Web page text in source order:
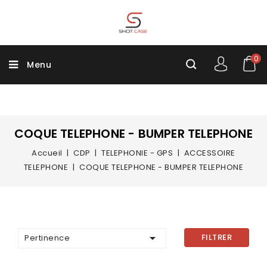
Menu
0
COQUE TELEPHONE - BUMPER TELEPHONE
Accueil CDP TELEPHONIE - GPS
ACCESSOIRE
TELEPHONE
COQUE TELEPHONE - BUMPER TELEPHONE
Pertinence  FILTRER